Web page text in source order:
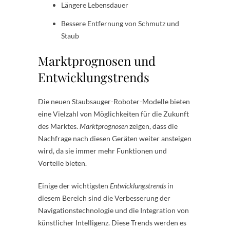
Längere Lebensdauer
Bessere Entfernung von Schmutz und
Staub
Marktprognosen und
Entwicklungstrends
Die neuen Staubsauger-Roboter-Modelle bieten
eine Vielzahl von Möglichkeiten für die Zukunft
des Marktes.Marktprognosenzeigen, dass die
Nachfrage nach diesen Geräten weiter ansteigen
wird, da sie immer mehr Funktionen und
Vorteile bieten.
Einige der wichtigsten Entwicklungstrends in
diesem Bereich sind die Verbesserung der
Navigationstechnologie und die Integration von
künstlicher Intelligenz. Diese Trends werden es